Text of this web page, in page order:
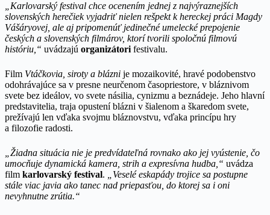
„Karlovarský festival chce ocenením jednej z najvýraznejších
slovenských herečiek vyjadriť nielen rešpekt k hereckej práci Magdy
Vášáryovej, ale aj pripomenúť jedinečné umelecké prepojenie
českých a slovenských filmárov, ktorí tvorili spoločnú filmovú
históriu,“ uvádzajú organizátori festivalu.
Film Vtáčkovia, siroty a blázni je mozaikovité, hravé podobenstvo
odohrávajúce sa v presne neurčenom časopriestore, v bláznivom
svete bez ideálov, vo svete násilia, cynizmu a beznádeje. Jeho hlavní
predstavitelia, traja opustení blázni v šialenom a škaredom svete,
prežívajú len vďaka svojmu bláznovstvu, vďaka princípu hry
a filozofie radosti.
„Žiadna situácia nie je predvídateľná rovnako ako jej vyústenie, čo
umocňuje dynamická kamera, strih a expresívna hudba,“ uvádza
film karlovarský festival. „Veselé eskapády trojice sa postupne
stále viac javia ako tanec nad priepasťou, do ktorej sa i oni
nevyhnutne zrútia.“